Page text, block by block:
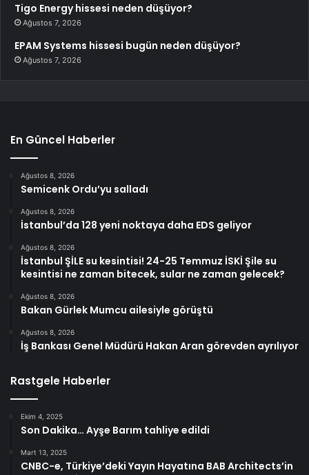
Tigo Energy hissesi neden düşüyor?
Ağustos 7, 2026
EPAM Systems hissesi bugün neden düşüyor?
Ağustos 7, 2026
En Güncel Haberler
Ağustos 8, 2026
Semicenk Ordu’yu salladı
Ağustos 8, 2026
İstanbul’da 128 yeni noktaya daha EDS geliyor
Ağustos 8, 2026
İstanbul ŞİLE su kesintisi! 24-25 Temmuz İSKİ Şile su
kesintisi ne zaman bitecek, sular ne zaman gelecek?
Ağustos 8, 2026
Bakan Gürlek Mumcu ailesiyle görüştü
Ağustos 8, 2026
İş Bankası Genel Müdürü Hakan Aran görevden ayrılıyor
Rastgele Haberler
Ekim 4, 2025
Son Dakika… Ayşe Barım tahliye edildi
Mart 13, 2025
CNBC-e, Türkiye’deki Yayın Hayatına BAB Architects’in